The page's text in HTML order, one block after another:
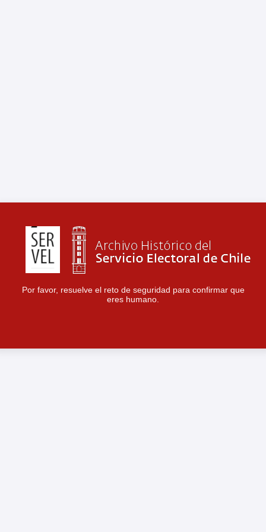
Por favor, resuelve el reto de seguridad para confirmar que
eres humano.